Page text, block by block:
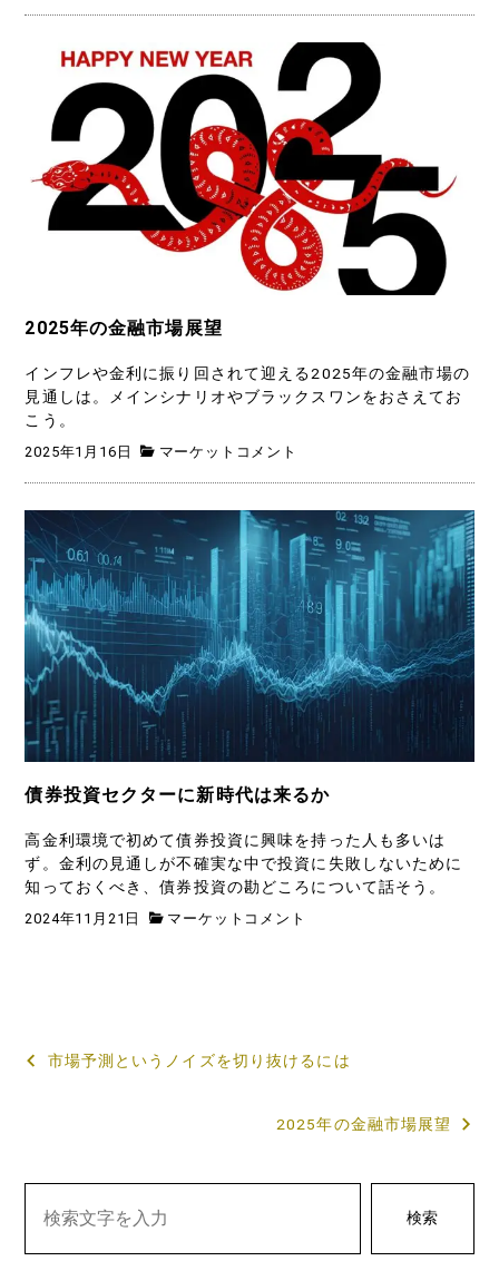
2025年の金融市場展望
インフレや金利に振り回されて迎える2025年の金融市場の
見通しは。メインシナリオやブラックスワンをおさえてお
こう。
2025年1月16日 マーケットコメント
債券投資セクターに新時代は来るか
高金利環境で初めて債券投資に興味を持った人も多いは
ず。金利の見通しが不確実な中で投資に失敗しないために
知っておくべき、債券投資の勘どころについて話そう。
2024年11月21日 マーケットコメント
投
ゲ
ー
市場予測というノイズを切り抜けるには
2025年の金融市場展望
検索